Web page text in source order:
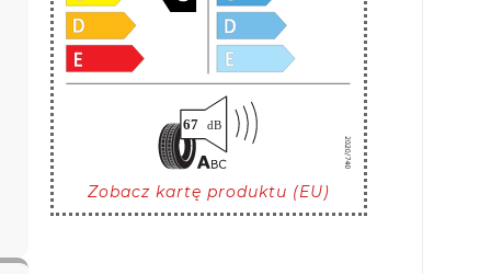
Zobacz kartę produktu (EU)